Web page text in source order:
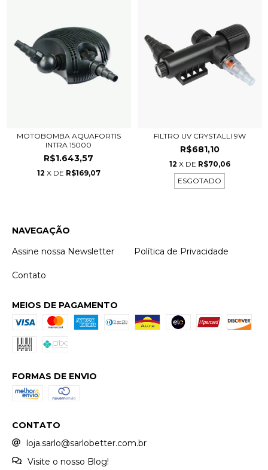
MOTOBOMBA AQUAFORTIS
INTRA 15000
R$1.643,57
12 X DE R$169,07
FILTRO UV CRYSTALLI 9W
R$681,10
12 X DE R$70,06
ESGOTADO
NAVEGAÇÃO
Assine nossa Newsletter
Política de Privacidade
Contato
MEIOS DE PAGAMENTO
FORMAS DE ENVIO
CONTATO
loja.sarlo@sarlobetter.com.br
Visite o nosso Blog!